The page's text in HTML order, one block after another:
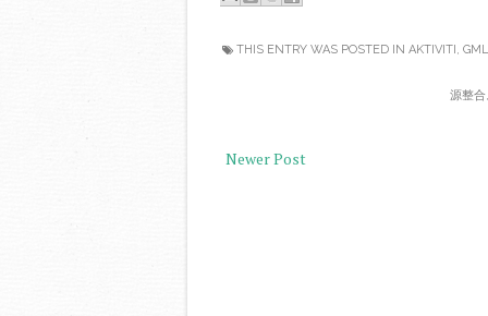
THIS ENTRY WAS POSTED IN AKTIVITI,
源整合
Newer Post